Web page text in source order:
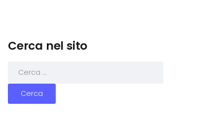
Cerca nel sito